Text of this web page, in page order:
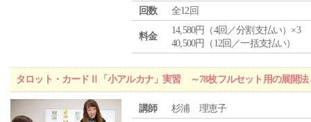
回数
全12回
料金
14,580円（4回／分割支払い）×3
40,500円（12回／一括支払い）
タロット・カードⅡ「小アルカナ」実習 ～78枚フルセット用の展開法
講師 杉浦 理恵子